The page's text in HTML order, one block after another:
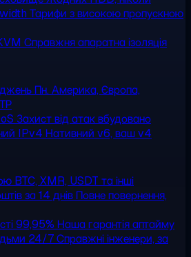
Тарифи з високою пропускною
Справжня апаратна ізоляція
Пн. Америка, Європа,
Захист від атак вбудовано
IPv4 Нативний v6, ваш v4
BTC, XMR, USDT та інші
за 14 днів Повне повернення,
99,95% Наша гарантія аптайму
24/7Справжні інженери, за